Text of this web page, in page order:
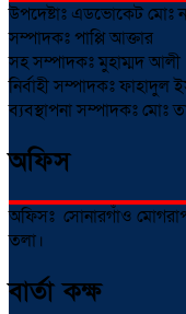
উপদেষ্টাঃ এডভোকেট মোঃ
সম্পাদকঃ পাপ্পি আক্তার
সহ সম্পাদকঃ মুহাম্মদ আলী
নির্বাহী সম্পাদকঃ ফাহাদুল
ব্যবস্থাপনা সম্পাদকঃ মোঃ
অফিস
অফিসঃ সোনারগাঁও
তলা।
বার্তা কক্ষ